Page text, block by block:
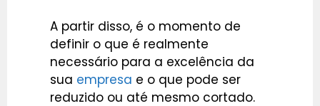
A partir disso, é o momento de
definir o que é realmente
necessário para a excelência da
sua empresa e o que pode ser
reduzido ou até mesmo cortado.